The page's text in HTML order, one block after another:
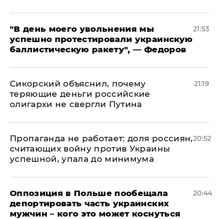
​"В день моего увольнения мы
успешно протестировали украинскую
баллистическую ракету", — Федоров
21:53
Сикорский объяснил, почему
теряющие деньги российские
олигархи не свергли Путина
21:19
​Пропаганда не работает: доля россиян,
считающих войну против Украины
успешной, упала до минимума
20:52
Оппозиция в Польше пообещала
депортировать часть украинских
мужчин – кого это может коснуться
20:44